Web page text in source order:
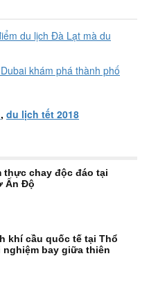
du lịch Đà Lạt mà du
khám phá thành phố
, du lịch tết 2018
thực chay độc đáo tại
Ấn Độ
khí cầu quốc tế tại Thổ
nghiệm bay giữa thiên